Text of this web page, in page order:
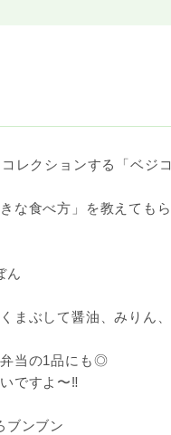
レクションする「ベジコ
な食べ方」を教えても
ん
まぶして醤油、みりん
当の1品にも◎
ですよ〜‼︎
ブンブン